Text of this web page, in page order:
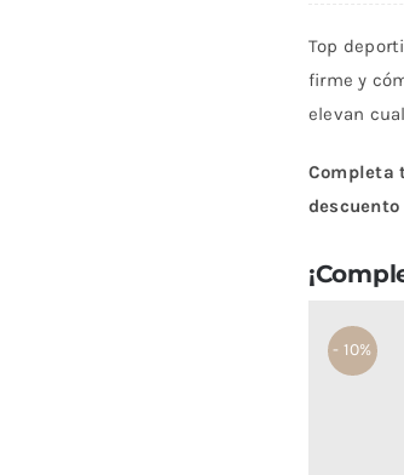
Top
firme y
elevan
Completa
- 10%